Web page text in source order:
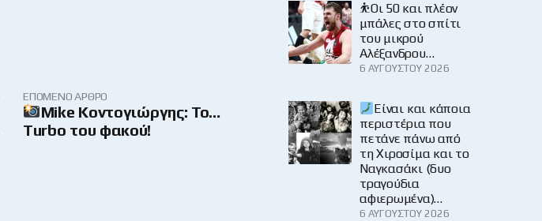
ΕΠΌΜΕΝΟ ΆΡΘΡΟ
Mike Κοντογιώργης: Το…
Turbo του φακού!
⛹️Οι 50 και πλέον
μπάλες στο σπίτι
του μικρού
Αλέξανδρου…
6 ΑΥΓΟΎΣΤΟΥ 2026
Είναι και κάποια
περιστέρια που
πετάνε πάνω από
τη Χιροσίμα και το
Ναγκασάκι (δυο
τραγούδια
αφιερωμένα)…
6 ΑΥΓΟΎΣΤΟΥ 2026